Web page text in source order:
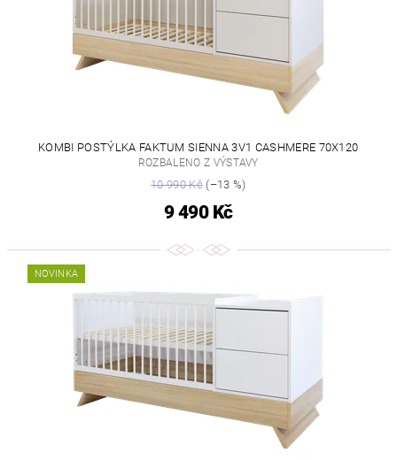
KOMBI POSTÝLKA FAKTUM SIENNA 3V1 CASHMERE 70X120
ROZBALENO Z VÝSTAVY
10 990 Kč(–13 %)
9 490 Kč
NOVINKA